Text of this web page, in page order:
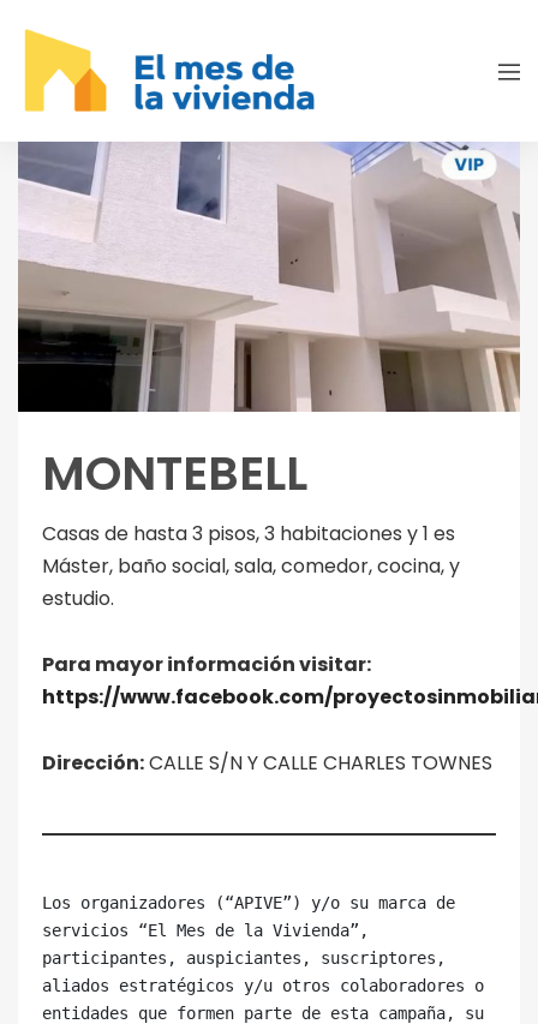
MONTEBELL
Casas de hasta 3 pisos, 3 habitaciones y 1 es
Máster, baño social, sala, comedor, cocina, y
estudio.
Para mayor información visitar:
https://www.facebook.com/
Dirección:CALLE S/N Y CALLE CHARLES TOWNES
Los organizadores (“APIVE”) y/o su marca de
servicios “El Mes de la Vivienda”,
participantes, auspiciantes, suscriptores,
aliados estratégicos y/u otros colaboradores o
entidades que formen parte de esta campaña, su